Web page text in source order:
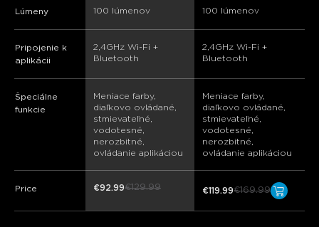
Lúmeny ‎100 lúmenov ‎100 lúmenov
Pripojenie k
aplikácii
2,4GHz Wi-Fi +
Bluetooth
2,4GHz Wi-Fi +
Bluetooth
Špeciálne
funkcie
Meniace farby,
diaľkovo ovládané,
stmievateľné,
vodotesné,
nerozbitné,
ovládanie aplikáciou
Meniace farby,
diaľkovo ovládané,
stmievateľné,
vodotesné,
nerozbitné,
ovládanie aplikáciou
Price €92.99€129.99 €119.99€169.99